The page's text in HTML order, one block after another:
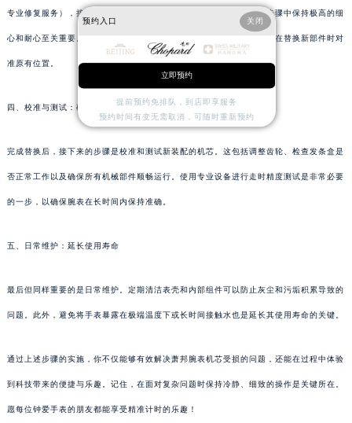
专业修复服务），接下来就是拆解和替换的过程了。请注意，在这个步骤中保持极高的细
心和耐心至关重要。使用适当的工具轻轻拆卸表壳和内部组件，并确保在替换新部件时对
准原有位置。
四、校准与测试：确保精度与功能
完成替换后，接下来的步骤是校准和测试新装配的机芯。这包括调整齿轮、检查发条盒是
否正常工作以及确保所有机械部件顺畅运行。使用专业设备进行走时精度测试是非常必要
的一步，以确保腕表在长时间内保持准确。
五、日常维护：延长使用寿命
最后但同样重要的是日常维护。定期清洁表壳和内部组件可以防止灰尘和污垢积累导致的
问题。此外，避免将手表暴露在极端温度下或长时间接触水也是延长其使用寿命的关键。
通过上述步骤的实施，你不仅能够有效解决萧邦腕表机芯受损的问题，还能在过程中体验
到科技带来的便捷与乐趣。记住，在面对复杂问题时保持冷静、细致的操作是关键所在。
愿每位钟爱手表的朋友都能享受精准计时的乐趣！
预约入口 关闭
立即预约
提前预约免排队，到店即享服务
预约时间有变无需取消，可随时重新预约